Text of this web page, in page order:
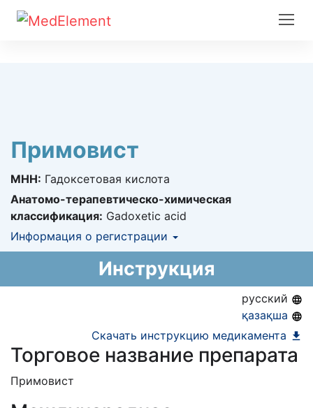
Примовист
МНН: Гадоксетовая кислота
Анатомо-терапевтическо-химическая
классификация: Gadoxetic acid
Информация о регистрации
Информация о регистрации в РК:05.08.2016 -
Информация о регистрации в РБ:18.08.2021 -
18.08.2026
Инструкция
русский
қазақша
Скачать инструкцию медикамента
Торговое название препарата
Примовист